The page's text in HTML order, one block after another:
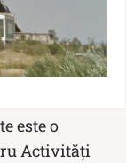
este o
Activități